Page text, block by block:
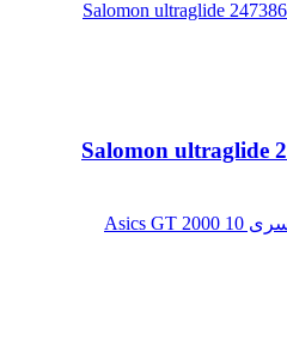
کتونی سالامون الترا گلاید Salomon ultraglide 2